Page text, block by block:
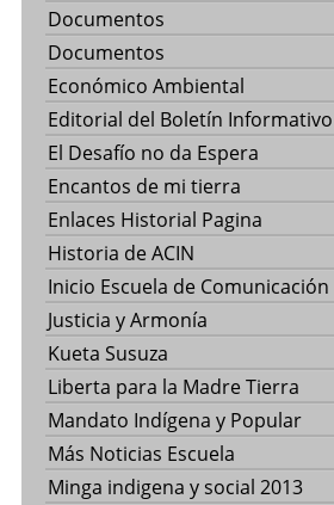
Documentos
Documentos
Económico Ambiental
Editorial del Boletín
El Desafío no da Espera
Encantos de mi tierra
Enlaces Historial Pagina
Historia de ACIN
Inicio Escuela de Comunicación
Justicia y Armonía
Kueta Susuza
Liberta para la Madre Tierra
Mandato Indígena y Popular
Más Noticias Escuela
Minga indigena y social 2013